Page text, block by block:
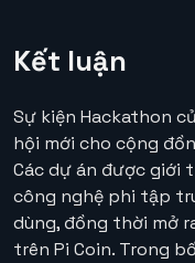
Kết luận
Sự kiện Hackathon
hội mới cho cộng
Các dự án được giới
công nghệ phi tập
dùng, đồng thời mở
trên Pi Coin. Trong